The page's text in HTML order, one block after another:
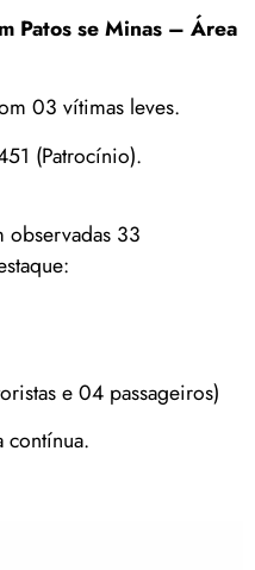
Patos se Minas – Área
03 vítimas leves.
(Patrocínio).
observadas 33
e 04 passageiros)
contínua.